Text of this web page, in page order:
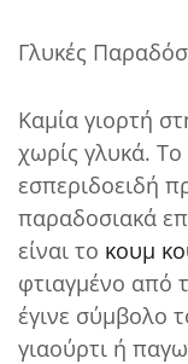
Γλυκές
Καμία γιορτή
χωρίς γλυκά.
εσπεριδοειδή
παραδοσιακά
είναι το κουμ
φτιαγμένο από
έγινε σύμβολο
γιαούρτι ή